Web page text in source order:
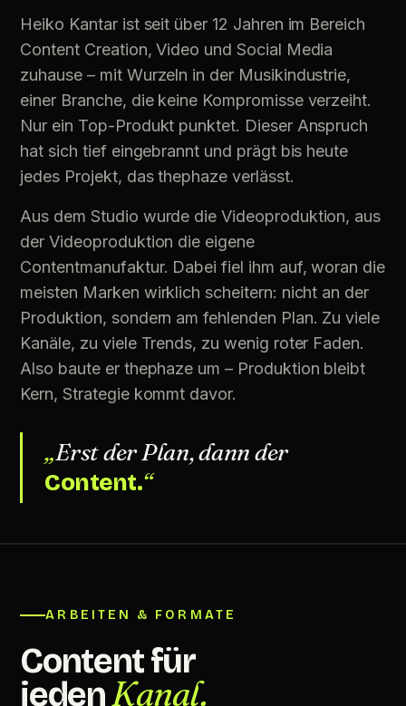
Heiko Kantar ist seit über 12 Jahren im Bereich
Content Creation, Video und Social Media
zuhause – mit Wurzeln in der Musikindustrie,
einer Branche, die keine Kompromisse verzeiht.
Nur ein Top-Produkt punktet. Dieser Anspruch
hat sich tief eingebrannt und prägt bis heute
jedes Projekt, das thephaze verlässt.
Aus dem Studio wurde die Videoproduktion, aus
der Videoproduktion die eigene
Contentmanufaktur. Dabei fiel ihm auf, woran die
meisten Marken wirklich scheitern: nicht an der
Produktion, sondern am fehlenden Plan. Zu viele
Kanäle, zu viele Trends, zu wenig roter Faden.
Also baute er thephaze um – Produktion bleibt
Kern, Strategie kommt davor.
„Erst der Plan, dann der
Content.“
visual impact
ARBEITEN & FORMATE
Content für
jedenKanal.